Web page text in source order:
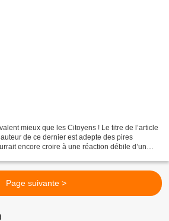
mieux que les Citoyens ! Le titre de l’article
de ce dernier est adepte des pires
encore croire à une réaction débile d’un
Page suivante >